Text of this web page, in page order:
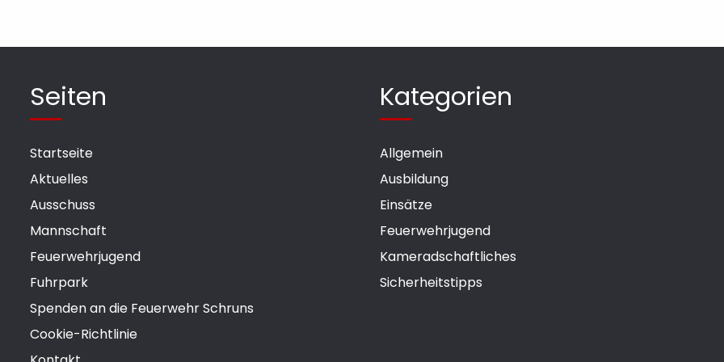
Seiten
Startseite
Aktuelles
Ausschuss
Mannschaft
Feuerwehrjugend
Fuhrpark
Spenden an die Feuerwehr Schruns
Cookie-Richtlinie
Kategorien
Allgemein
Ausbildung
Einsätze
Feuerwehrjugend
Kameradschaftliches
Sicherheitstipps